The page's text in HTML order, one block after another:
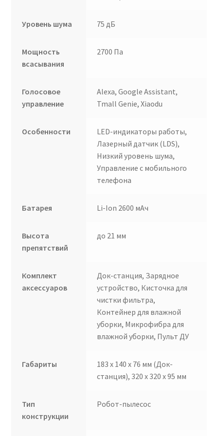
Уровень шума 75 дБ
Мощность
всасывания
2700 Па
Голосовое
управление
Alexa, Google Assistant,
Tmall Genie, Xiaodu
Особенности
LED-индикаторы работы,
Лазерный датчик (LDS),
Низкий уровень шума,
Управление с мобильного
телефона
Батарея Li-Ion 2600 мАч
Высота
препятствий
до 21 мм
Комплект
аксессуаров
Док-станция, Зарядное
устройство, Кисточка для
чистки фильтра,
Контейнер для влажной
уборки, Микрофибра для
влажной уборки, Пульт ДУ
Габариты
183 x 140 x 76 мм (Док-
станция), 320 x 320 x 95 мм
Тип
конструкции
Робот-пылесос